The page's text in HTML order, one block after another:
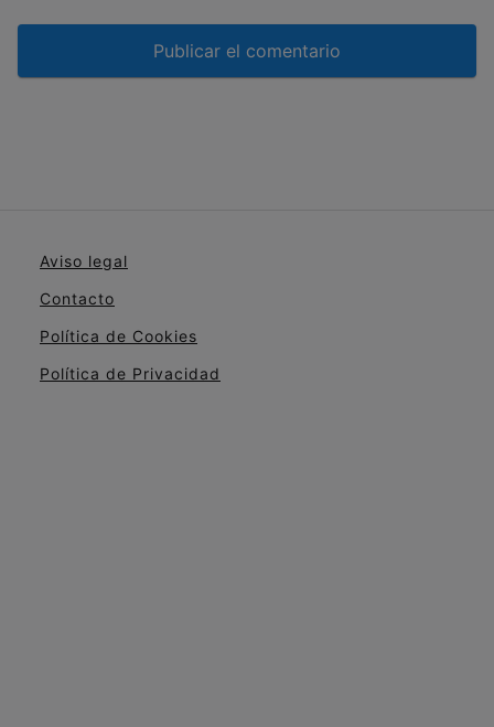
Aviso legal
Contacto
Política de Cookies
Política de Privacidad